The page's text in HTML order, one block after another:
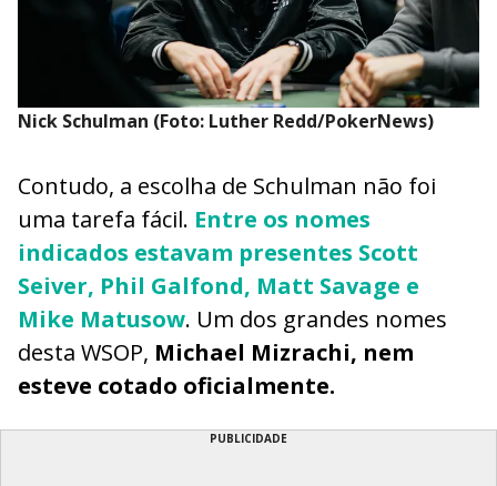
Nick Schulman (Foto: Luther Redd/PokerNews)
Contudo, a escolha de Schulman não foi
uma tarefa fácil. Entre os nomes
indicados estavam presentes Scott
Seiver, Phil Galfond, Matt Savage e
Mike Matusow. Um dos grandes nomes
desta WSOP, Michael Mizrachi, nem
esteve cotado oficialmente.
PUBLICIDADE